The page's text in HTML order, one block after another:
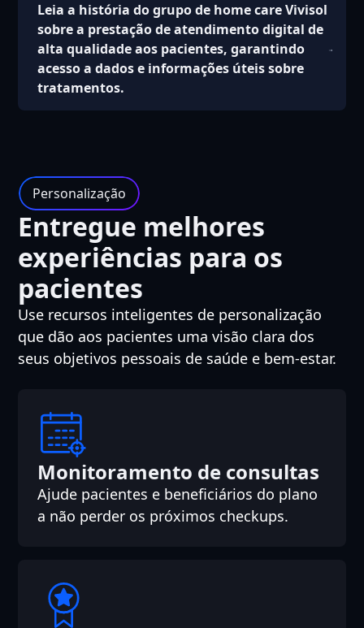
Leia a história do grupo de home care Vivisol
sobre a prestação de atendimento digital de
alta qualidade aos pacientes, garantindo
acesso a dados e informações úteis sobre
tratamentos.
Personalização
Entregue melhores
experiências para os
pacientes
Use recursos inteligentes de personalização
que dão aos pacientes uma visão clara dos
seus objetivos pessoais de saúde e bem-estar.
Monitoramento de consultas
Ajude pacientes e beneficiários do plano
a não perder os próximos checkups.